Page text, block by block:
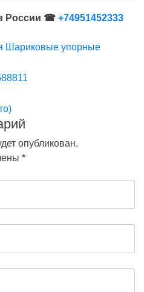
России ☎ +74951452333
Шариковые упорные
опубликован.
*